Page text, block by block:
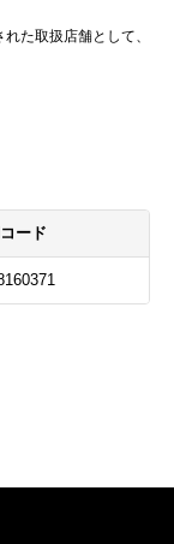
た取扱店舗として、
ード